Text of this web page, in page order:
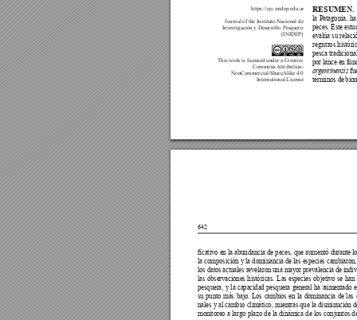
RESUMEN.
 



argentinensis










 
 
       
    
          
 
    